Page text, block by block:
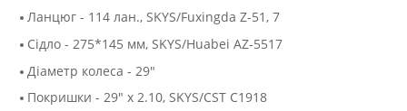
Ланцюг - 114 лан., SKYS/Fuxingda Z-51, 7
Сідло - 275*145 мм, SKYS/Huabei AZ-5517
Діаметр колеса - 29"
Покришки - 29" x 2.10, SKYS/CST C1918